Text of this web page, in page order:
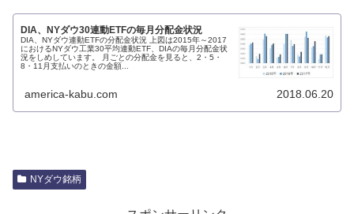
DIA、NYダウ30連動ETFの毎月分配金状況
DIA、NYダウ連動ETFの分配金状況 上図は2015年～2017
におけるNYダウ工業30平均連動ETF、DIAの毎月分配金状
況をしめしています。 月ごとの分配金を見ると、2・5・
8・11月支払いのときの金額...
america-kabu.com 2018.06.20
NYダウ銘柄